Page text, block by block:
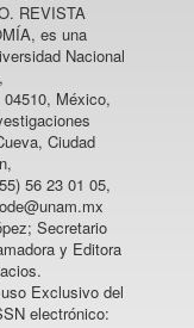
REVISTA
, es una
Nacional
México,
Ciudad
56 23 01 05,
Secretario
y Editora
Exclusivo del
electrónico: